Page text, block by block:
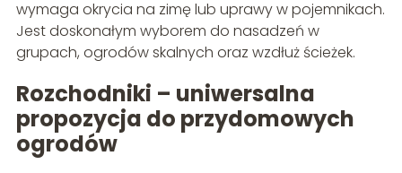
wymaga okrycia na zimę lub uprawy w pojemnikach.
Jest doskonałym wyborem do nasadzeń w
grupach, ogrodów skalnych oraz wzdłuż ścieżek.
Rozchodniki – uniwersalna
propozycja do przydomowych
ogrodów